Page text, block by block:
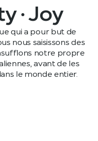
· Joy
qui a pour but de
nous saisissons des
notre propre
avant de les
le monde entier.